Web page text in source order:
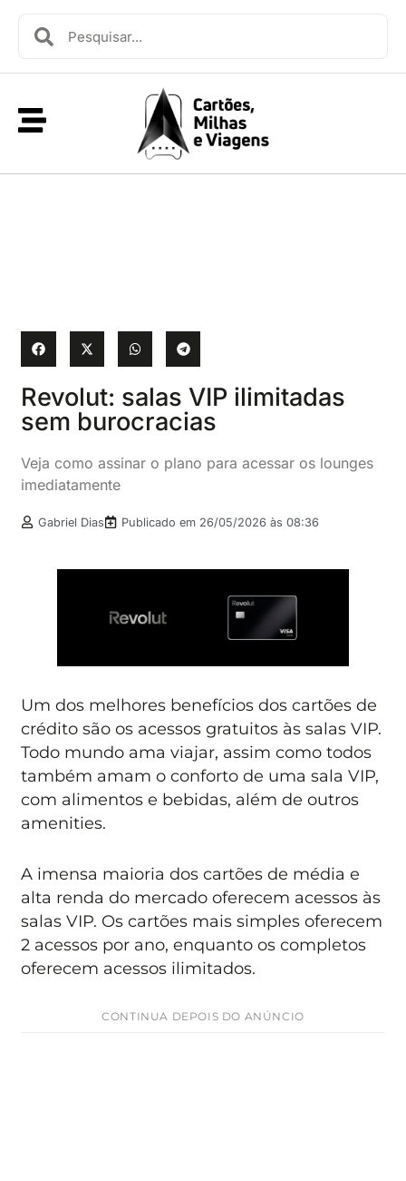
Revolut: salas VIP ilimitadas
sem burocracias
Veja como assinar o plano para acessar os lounges
imediatamente
Gabriel Dias Publicado em 26/05/2026 às 08:36
Um dos melhores benefícios dos cartões de
crédito são os acessos gratuitos às salas VIP.
Todo mundo ama viajar, assim como todos
também amam o conforto de uma sala VIP,
com alimentos e bebidas, além de outros
amenities.
A imensa maioria dos cartões de média e
alta renda do mercado oferecem acessos às
salas VIP. Os cartões mais simples oferecem
2 acessos por ano, enquanto os completos
oferecem acessos ilimitados.
CONTINUA DEPOIS DO ANÚNCIO